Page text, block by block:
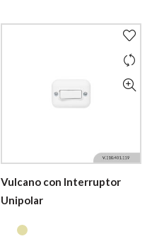
Vulcano con Interruptor
Unipolar